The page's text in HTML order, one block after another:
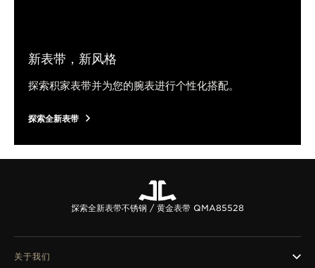
新表带，新风格
探索积家表带并为您的腕表进行个性化搭配。
探索全新表带
探索全新表带不锈钢 / 黄金表带 QMA85528
关于我们